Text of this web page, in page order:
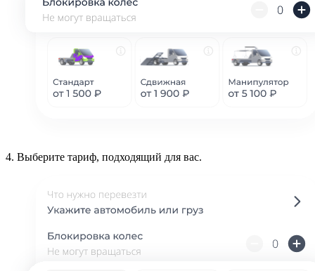
4. Выберите тариф, подходящий для вас.